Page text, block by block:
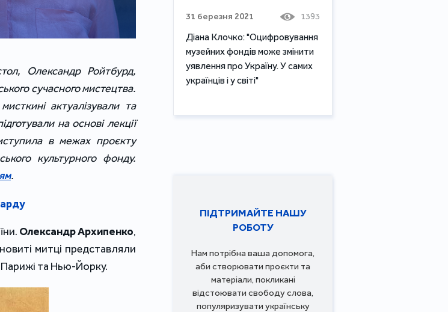
Олександр Ройтбурд,
сучасного мистецтва.
актуалізували та
на основі лекції
в межах проєкту
культурного фонду.
.
Олександр Архипенко,
митці представляли
Парижі та Нью-Йорку.
31 березня 2021 1393
Діана Клочко: "Оцифровування
музейних фондів може змінити
уявлення про Україну. У самих
українців і у світі"
ПІДТРИМАЙТЕ НАШУ
РОБОТУ
Нам потрібна ваша допомога,
аби створювати проєкти та
матеріали, покликані
відстоювати свободу слова,
популяризувати українську